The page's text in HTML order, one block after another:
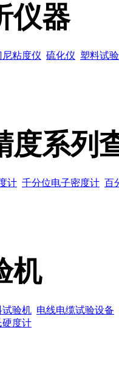
仪器
尼粘度仪 硫化仪 塑料试
度系列
计 千分位电子密度计 百
机
试验机 电线电缆试验设备
硬度计